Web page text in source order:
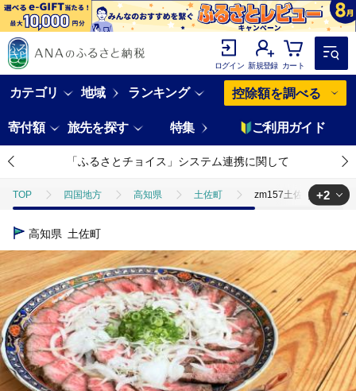
ログイン 新規登録 カート
カテゴリ 地域 ランキング 控除額を調べる
寄付額 旅先を探す 特集 ご利用ガイド
「ふるさとチョイス」システム連携に関して
TOP 四国地方 高知県 土佐町 zm157土佐あかうしロ
TOP
TOP 肉 牛肉 ほかの牛肉 zm157土佐あかうしロー
+2
高知県 土佐町